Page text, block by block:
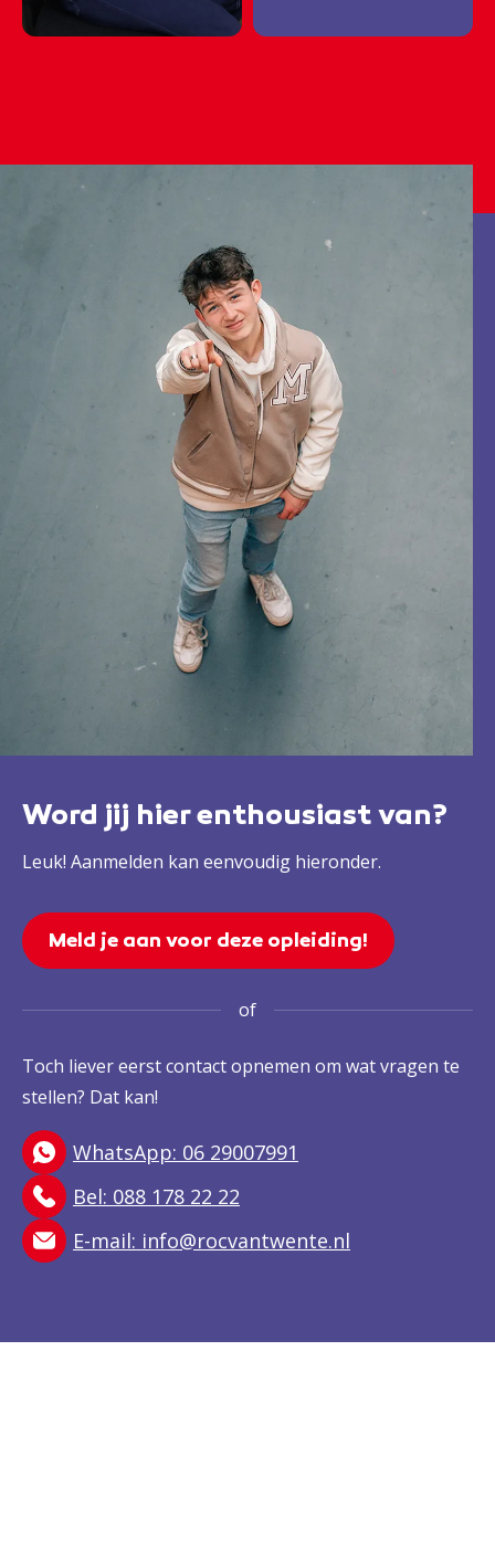
Word jij hier enthousiast van?
Leuk! Aanmelden kan eenvoudig hieronder.
Meld je aan voor deze opleiding!
of
Toch liever eerst contact opnemen om wat vragen te
stellen? Dat kan!
WhatsApp: 06 29007991
Bel: 088 178 22 22
E-mail: info@rocvantwente.nl